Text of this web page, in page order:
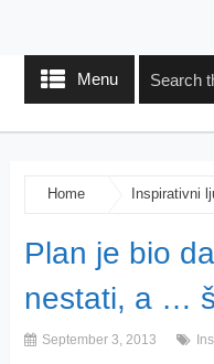
Menu
Home Inspirativni
Plan je bio
nestati, a …
September 3, 2013